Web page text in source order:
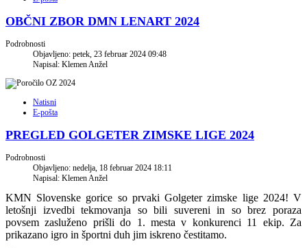
OBČNI ZBOR DMN LENART 2024
Podrobnosti
Objavljeno: petek, 23 februar 2024 09:48
Napisal: Klemen Anžel
Natisni
E-pošta
PREGLED GOLGETER ZIMSKE LIGE 2024
Podrobnosti
Objavljeno: nedelja, 18 februar 2024 18:11
Napisal: Klemen Anžel
KMN Slovenske gorice so prvaki Golgeter zimske lige 2024! V
letošnji izvedbi tekmovanja so bili suvereni in so brez poraza
povsem zasluženo prišli do 1. mesta v konkurenci 11 ekip. Za
prikazano igro in športni duh jim iskreno čestitamo.